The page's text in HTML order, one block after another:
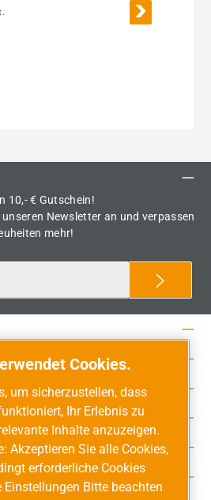
10,- € Gutschein!
Newsletter an und verpassen
mehr!
Cookies.
um sicherzustellen, dass
Ihr Erlebnis zu
Inhalte anzuzeigen.
Akzeptieren Sie alle Cookies,
erforderliche Cookies
Einstellungen Bitte beachten